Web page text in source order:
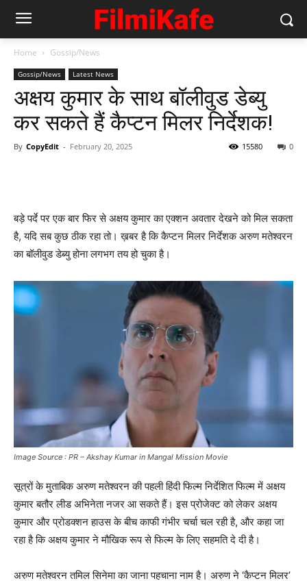
Home Gossip/News
Gossip/News Latest News
अक्षय कुमार के साथ बॉलीवुड डेब्यु
कर सकते हैं कैप्टन मिलर निर्देशक!
By CopyEdit - February 20, 2025 0
15580
बड़े पर्दे पर एक बार फिर से अक्षय कुमार का एक्शन अवतार देखने को मिल सकता
है, यदि सब कुछ ठीक रहा तो। ख़बर है कि कैप्टन मिलर निर्देशक अरुण मतेश्वरन
का बॉलीवुड डेब्यु होना लगभग तय हो चुका है।
Image Source : PR – Akshay Kumar in Mangal Mission Movie
सूत्रों के मुताबिक अरुण मतेश्वरन की पहली हिंदी फिल्म निर्देशित फिल्म में अक्षय
कुमार बतौर लीड अभिनेता नजर आ सकते हैं। इस प्रोजेक्ट को लेकर अक्षय
कुमार और प्रोडक्शन हाउस के बीच काफी गंभीर चर्चा चल रही है, और कहा जा
रहा है कि अक्षय कुमार ने मौखिक रूप से फिल्म के लिए सहमति दे दी है।
अरुण मतेश्वरन तमिल सिनेमा का जाना पहचाना नाम है। अरुण ने ‘कैप्टन मिलर’